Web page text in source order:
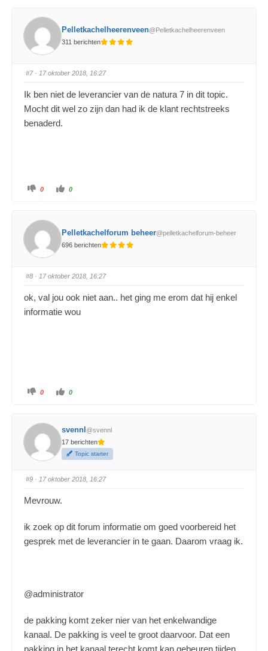
Pelletkachelheerenveen@Pelletkachelheerenveen
311 berichten
#7· 17 oktober 2018, 16:27
Ik ben niet de leverancier van de natura 7 in dit topic.
Mocht dit wel zo zijn dan had ik de klant rechtstreeks
benaderd.
0 0
Pelletkachelforum beheer@pelletkachelforum-beheer
696 berichten
#8 · 17 oktober 2018, 16:27
ok, val jou ook niet aan.. het ging me erom dat hij enkel
informatie wou
0 0
svennl@svennl
17 berichten
Topic starter
#9 · 17 oktober 2018, 16:27
Mevrouw.
ik zoek op dit forum informatie om goed voorbereid het
gesprek met de leverancier in te gaan. Daarom vraag ik.
@administrator
de pakking komt zeker nier van het enkelwandige
kanaal. De pakking is veel te groot daarvoor. Dat een
pakking in het kanaal terecht komt kan gebeuren tijden